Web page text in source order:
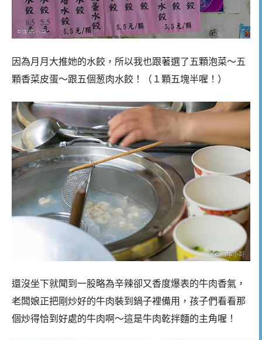
因為月月大推她的水餃，所以我也跟著選了五顆泡菜～五
顆香菜皮蛋～跟五個葱肉水餃！（１顆五塊半喔！）
還沒坐下就聞到一股略為辛辣卻又香度爆表的牛肉香氣，
老闆娘正把剛炒好的牛肉裝到鍋子裡備用，孩子們看看那
個炒得恰到好處的牛肉啊～這是牛肉乾拌麵的主角喔！